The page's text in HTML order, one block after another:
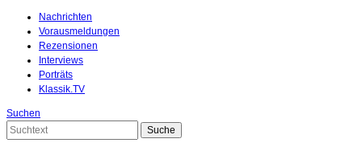
Nachrichten
Vorausmeldungen
Rezensionen
Interviews
Porträts
Klassik.TV
Suchen